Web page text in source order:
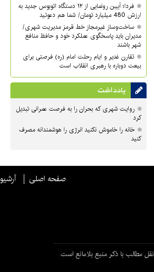
فردا؛ آیین رونمایی از ۱۲ دستگاه اتوبوس جدید به
ارزش 480 میلیارد تومان/ شما هم دعوتید
ساخت‌وساز غیرمجاز خط قرمز مدیریت شهری‌/
مدیران باید پاسخگوی عملکرد خود و حافظ منافع
شهر باشند
تقارن غدیر و ایام رحلت امام (ره) فرصتی برای
بیعت دوباره با رهبری انقلاب است
یادداشت
روایت شهری که بحران را به فرصت عمرانی تبدیل
کرد
خانه را خاموش نکنید انرژی را هوشمندانه مصرف
کنید
صفحه اصلی آرشیو
مطالب با ذکر منبع بلامانع است.